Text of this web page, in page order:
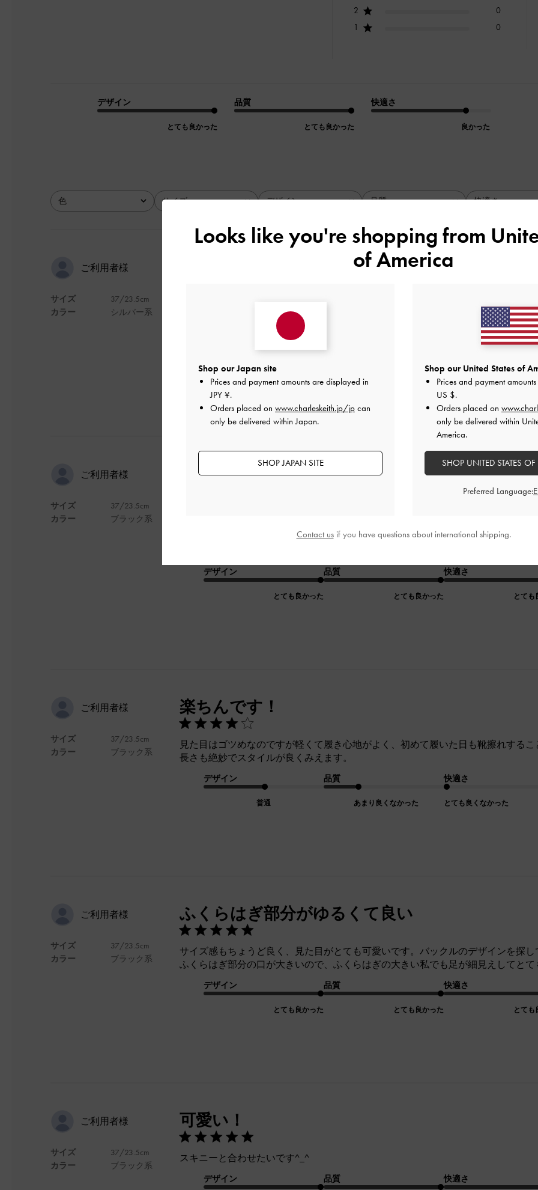
2
0
1
0
デザイン
とても良かった
品質
とても良かった
快適さ
良かった
色全て サイズ デザイン 品質 快適さ
ご利用者様
サイズ
カラー
37/23.5cm
シルバー系
友達の誕生日プレゼントで渡したらとても喜んでくれました！履いたところも見
サイズもぴったりだったようです！
とても良かった とても
ご利用者様
サイズ
カラー
37/23.5cm
ブラック系
パーフェクト
また、軽いので、一日中履いても疲れないです。
デザイン
とても良かった
品質
とても良かった
快適さ
とても
ご利用者様
サイズ
カラー
37/23.5cm
ブラック系
楽ちんです！
見た目はゴツめなのですが軽くて履き心地がよく、初めて履いた日も靴擦れするこ
長さも絶妙でスタイルが良くみえます。
デザイン
普通
品質
あまり良くなかった
快適さ
とても良くなかった
ご利用者様
サイズ
カラー
37/23.5cm
ブラック系
ふくらはぎ部分がゆるくて良い
サイズ感もちょうど良く、見た目がとても可愛いです。バックルのデザインを探し
ふくらはぎ部分の口が大きいので、ふくらはぎの大きい私でも足が細見えしてとて
デザイン
とても良かった
品質
とても良かった
快適さ
とても
ご利用者様
サイズ
カラー
37/23.5cm
ブラック系
可愛い！
スキニーと合わせたいです^_^
デザイン 品質 快適さ
Looks like you're shopping from
of America
Shop our Japan site
Prices and payment amounts are displayed in
JPY ¥.
Orders placed on www.charleskeith.jp/jp can
only be delivered within Japan.
SHOP JAPAN SITE
Shop our United States of
Prices and payment
US $.
Orders placed on
only be delivered within
America.
SHOP UNITED STATES
Preferred Language:
Contact usif you have questions about international shipping.